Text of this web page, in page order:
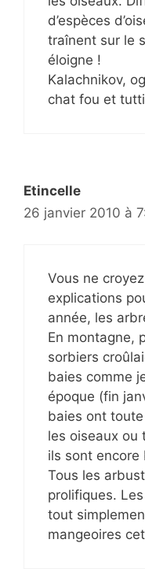
d’espèces
traînent sur le
éloigne !
Kalachnikov,
chat fou et
Etincelle
26 janvier 2010 à
Vous ne
explications
année, les
En montagne,
sorbiers
baies comme
époque (fin
baies ont
les oiseaux ou
ils sont encore
Tous les
prolifiques.
tout
mangeoires